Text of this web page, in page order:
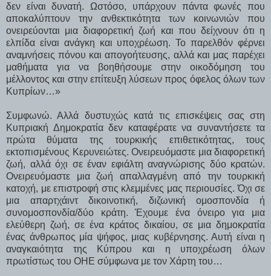
δεν είναι δυνατή. Ωστόσο, υπάρχουν πάντα φωνές που
αποκαλύπτουν την ανθεκτικότητα των κοινωνιών που
ονειρεύονται μια διαφορετική ζωή και που δείχνουν ότι η
ελπίδα είναι ανάγκη και υποχρέωση. Το παρελθόν φέρνει
αναμνήσεις πόνου και απογοήτευσης, αλλά και μας παρέχει
μαθήματα για να βοηθήσουμε στην οικοδόμηση του
μέλλοντος και στην επίτευξη λύσεων προς όφελος όλων των
Κυπρίων…»
Συμφωνώ. Αλλά δυστυχώς κατά τις επισκέψεις σας στη
Κυπριακή Δημοκρατία δεν καταφέρατε να συναντήσετε τα
πρώτα θύματα της τουρκικής επιθετικότητας, τους
εκτοπισμένους Κερυνειώτες. Ονειρευόμαστε μια διαφορετική
ζωή, αλλά όχι σε έναν εφιάλτη αναγνώρισης δύο κρατών.
Ονειρευόμαστε μια ζωή απαλλαγμένη από την τουρκική
κατοχή, με επιστροφή στις κλεμμένες μας περιουσίες. Όχι σε
μια απαρτχάιντ δικοινοτική, διζωνική ομοσπονδία ή
συνομοσπονδία/δύο κράτη. Έχουμε ένα όνειρο για μια
ελεύθερη ζωή, σε ένα κράτος δικαίου, σε μια δημοκρατία
ένας άνθρωπος μία ψήφος, μιας κυβέρνησης. Αυτή είναι η
αναγκαιότητα της Κύπρου και η υποχρέωση όλων
πρωτίστως του ΟΗΕ σύμφωνα με τον Χάρτη του…